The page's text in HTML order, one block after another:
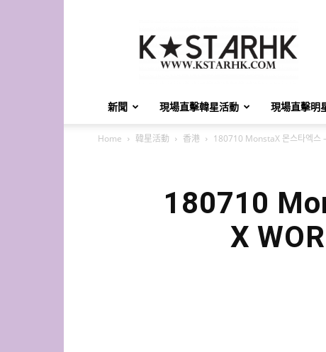
Star
HK
新聞 現場直擊韓星活動 現場直擊明
Home 韓星活動 香港 180710 MonstaX 몬스타엑스
180710
X